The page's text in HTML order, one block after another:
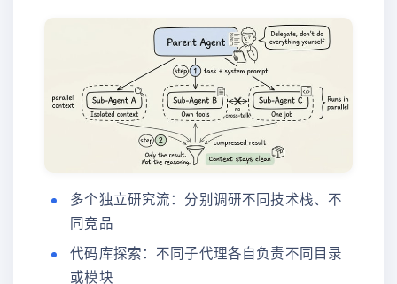
多个独立研究流：分别调研不同技术栈、不
同竞品
代码库探索：不同子代理各自负责不同目录
或模块